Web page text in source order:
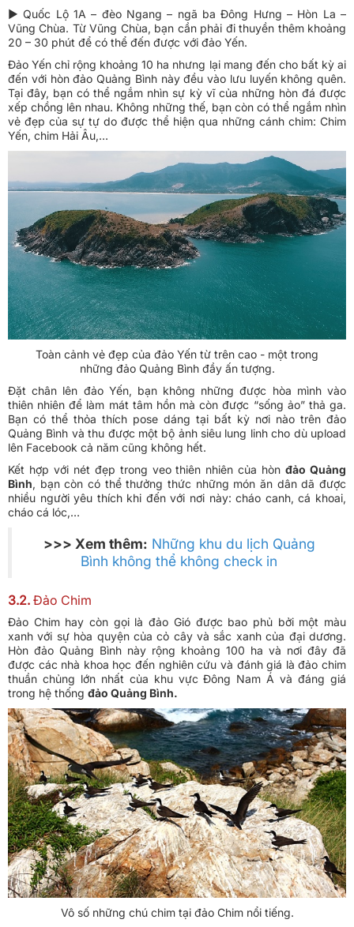
► Quốc Lộ 1A – đèo Ngang – ngã ba Đông Hưng – Hòn La –
Vũng Chùa. Từ Vũng Chùa, bạn cần phải đi thuyền thêm khoảng
20 – 30 phút để có thể đến được với đảo Yến.
Đảo Yến chỉ rộng khoảng 10 ha nhưng lại mang đến cho bất kỳ ai
đến với hòn đảo Quảng Bình này đều vào lưu luyến không quên.
Tại đây, bạn có thể ngắm nhìn sự kỳ vĩ của những hòn đá được
xếp chồng lên nhau. Không những thế, bạn còn có thể ngắm nhìn
vẻ đẹp của sự tự do được thể hiện qua những cánh chim: Chim
Yến, chim Hải Âu,…
Toàn cảnh vẻ đẹp của đảo Yến từ trên cao - một trong
những đảo Quảng Bình đầy ấn tượng.
Đặt chân lên đảo Yến, bạn không những được hòa mình vào
thiên nhiên để làm mát tâm hồn mà còn được “sống ảo” thả ga.
Bạn có thể thỏa thích pose dáng tại bất kỳ nơi nào trên đảo
Quảng Bình và thu được một bộ ảnh siêu lung linh cho dù upload
lên Facebook cả năm cũng không hết.
Kết hợp với nét đẹp trong veo thiên nhiên của hònđảo Quảng
Bình, bạn còn có thể thưởng thức những món ăn dân dã được
nhiều người yêu thích khi đến với nơi này: cháo canh, cá khoai,
cháo cá lóc,…
>>> Xem thêm: Những khu du lịch Quảng
Bình không thể không check in
3.2. Đảo Chim
Đảo Chim hay còn gọi là đảo Gió được bao phủ bởi một màu
xanh với sự hòa quyện của cỏ cây và sắc xanh của đại dương.
Hòn đảo Quảng Bình này rộng khoảng 100 ha và nơi đây đã
được các nhà khoa học đến nghiên cứu và đánh giá là đảo chim
thuần chủng lớn nhất của khu vực Đông Nam Á và đáng giá
trong hệ thống đảo Quảng Bình.
Vô số những chú chim tại đảo Chim nổi tiếng.